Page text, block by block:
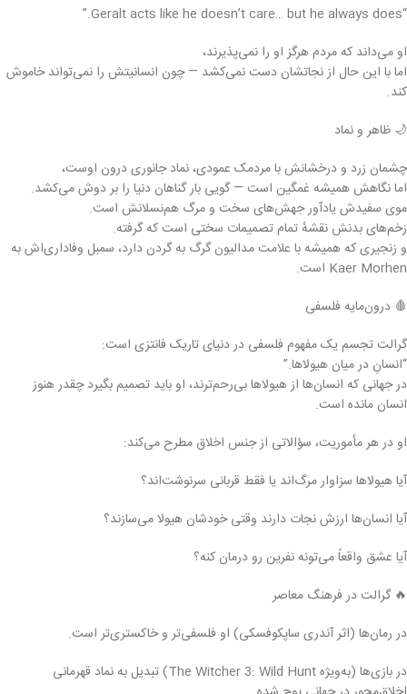
“Geralt acts like he doesn’t care… but he always does.”
او می‌داند که مردم هرگز او را نمی‌پذیرند،
اما با این حال از نجاتشان دست نمی‌کشد — چون انسانیتش را نمی‌تواند خاموش
کند.
🌙 ظاهر و نماد
چشمان زرد و درخشانش با مردمک عمودی، نماد جانوری درون اوست،
اما نگاهش همیشه غمگین است — گویی بار گناهان دنیا را بر دوش می‌کشد.
موی سفیدش یادآور جهش‌های سخت و مرگ هم‌نسلانش است.
زخم‌های بدنش نقشهٔ تمام تصمیمات سختی است که گرفته.
و زنجیری که همیشه با علامت مدالیون گرگ به گردن دارد، سمبل وفاداری‌اش به
Kaer Morhen است.
🩸 درون‌مایه فلسفی
گرالت تجسم یک مفهوم فلسفی در دنیای تاریک فانتزی است:
“انسانِ در میان هیولاها.”
در جهانی که انسان‌ها از هیولاها بی‌رحم‌ترند، او باید تصمیم بگیرد چقدر هنوز
انسان مانده است.
او در هر مأموریت، سؤالاتی از جنس اخلاق مطرح می‌کند:
آیا هیولاها سزاوار مرگ‌اند یا فقط قربانی سرنوشت‌اند؟
آیا انسان‌ها ارزش نجات دارند وقتی خودشان هیولا می‌سازند؟
آیا عشق واقعاً می‌تونه نفرین رو درمان کنه؟
🔥 گرالت در فرهنگ معاصر
در رمان‌ها (اثر آندری ساپکوفسکی) او فلسفی‌تر و خاکستری‌تر است.
در بازی‌ها (به‌ویژه The Witcher 3: Wild Hunt) تبدیل به نماد قهرمانی